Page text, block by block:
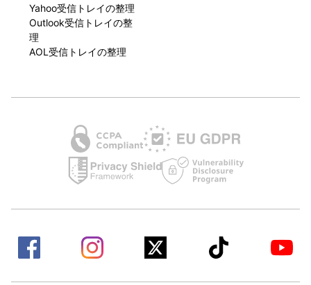
Yahoo受信トレイの整理
Outlook受信トレイの整
理
AOL受信トレイの整理